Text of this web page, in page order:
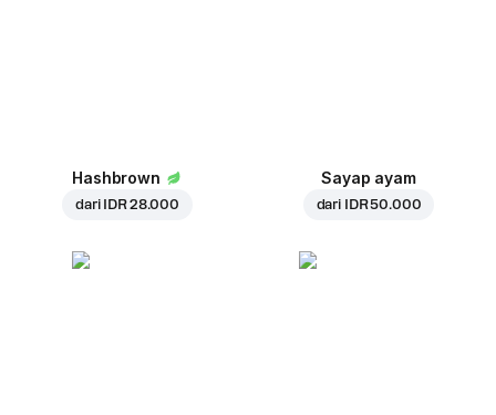
Hashbrown
dari IDR 28.000
Sayap ayam
dari IDR 50.000